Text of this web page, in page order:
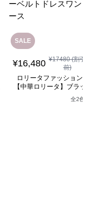
SALE
¥16,480 ¥17480(割引
前)
ロリータファッション
【中華ロリータ】ブラッ
クアシンメトリーベルト
ドレスワンピース
全2色